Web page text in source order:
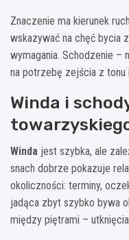
Znaczenie ma kierunek
wskazywać na chęć bycia
wymagania. Schodzenie –
na potrzebę zejścia z tonu
Winda i
Winda jest szybka, ale
snach dobrze pokazuje
okoliczności: terminy,
jadąca zbyt szybko bywa
między piętrami –